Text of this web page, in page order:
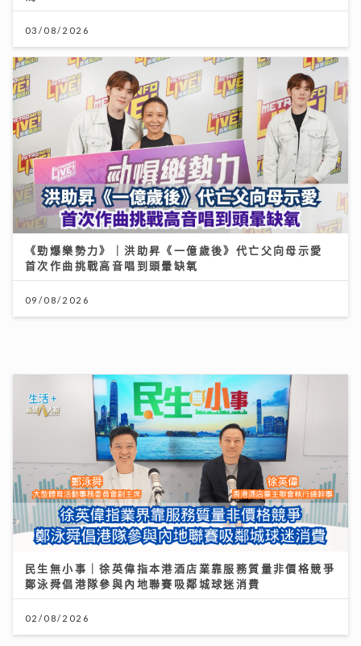
03/08/2026
《勁爆樂勢力》｜洪助昇《一億歲後》代亡父向母示愛
首次作曲挑戰高音唱到頭暈缺氧
09/08/2026
民生無小事｜徐英偉指本港酒店業靠服務質量非價格競爭
鄭泳舜倡港隊參與內地聯賽吸鄰城球迷消費
02/08/2026